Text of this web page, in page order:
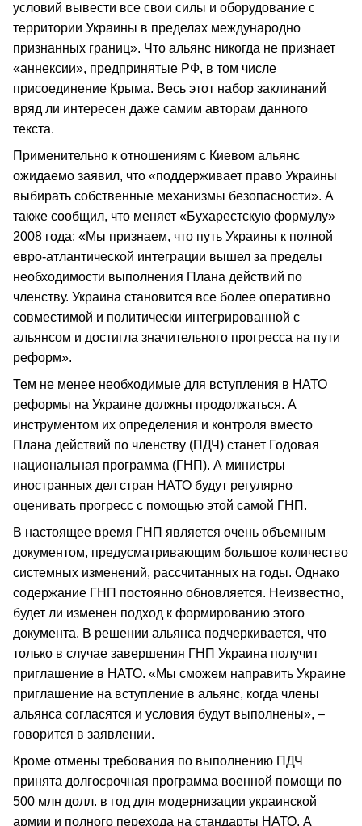
условий вывести все свои силы и оборудование с
территории Украины в пределах международно
признанных границ». Что альянс никогда не признает
«аннексии», предпринятые РФ, в том числе
присоединение Крыма. Весь этот набор заклинаний
вряд ли интересен даже самим авторам данного
текста.
Применительно к отношениям с Киевом альянс
ожидаемо заявил, что «поддерживает право Украины
выбирать собственные механизмы безопасности». А
также сообщил, что меняет «Бухарестскую формулу»
2008 года: «Мы признаем, что путь Украины к полной
евро-атлантической интеграции вышел за пределы
необходимости выполнения Плана действий по
членству. Украина становится все более оперативно
совместимой и политически интегрированной с
альянсом и достигла значительного прогресса на пути
реформ».
Тем не менее необходимые для вступления в НАТО
реформы на Украине должны продолжаться. А
инструментом их определения и контроля вместо
Плана действий по членству (ПДЧ) станет Годовая
национальная программа (ГНП). А министры
иностранных дел стран НАТО будут регулярно
оценивать прогресс с помощью этой самой ГНП.
В настоящее время ГНП является очень объемным
документом, предусматривающим большое количество
системных изменений, рассчитанных на годы. Однако
содержание ГНП постоянно обновляется. Неизвестно,
будет ли изменен подход к формированию этого
документа. В решении альянса подчеркивается, что
только в случае завершения ГНП Украина получит
приглашение в НАТО. «Мы сможем направить Украине
приглашение на вступление в альянс, когда члены
альянса согласятся и условия будут выполнены», –
говорится в заявлении.
Кроме отмены требования по выполнению ПДЧ
принята долгосрочная программа военной помощи по
500 млн долл. в год для модернизации украинской
армии и полного перехода на стандарты НАТО. А